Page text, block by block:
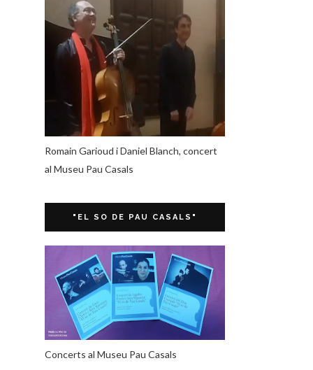
Romain Garioud i Daniel Blanch, concert
al Museu Pau Casals
"EL SO DE PAU CASALS"
Concerts al Museu Pau Casals